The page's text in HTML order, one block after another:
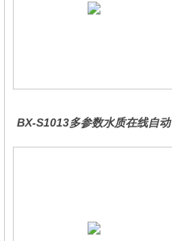
BX-S1013多参数水质在线自动